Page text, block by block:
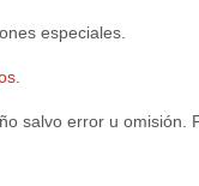
especiales.
.
salvo error u omisión.